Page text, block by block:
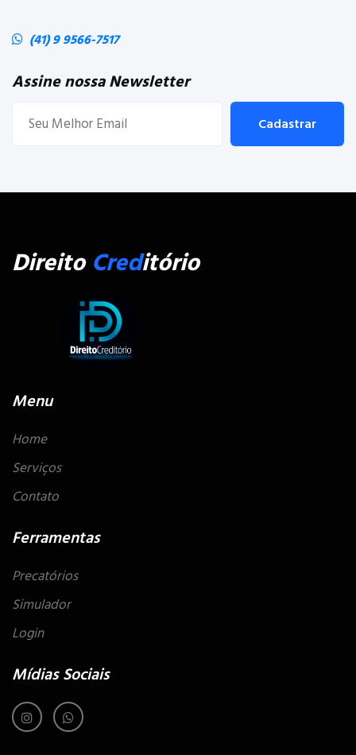
(41) 9 9566-7517
Assine nossa Newsletter
Cadastrar
DireitoCreditório
Menu
Home
Serviços
Contato
Ferramentas
Precatórios
Simulador
Login
Mídias Sociais